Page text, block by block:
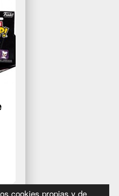
cookies propias y de